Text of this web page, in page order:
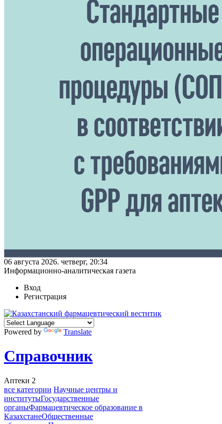
06 августа 2026. четверг, 20:34
Информационно-аналитическая газета
Вход
Регистрация
Powered by Translate
Справочник
Аптеки 2
все категории Научные центры и
институтыГосударственные
органыФармацевтическое образование в
КазахстанеОбщественные